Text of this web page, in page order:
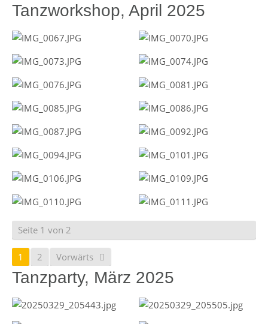
Tanzworkshop, April 2025
Seite 1 von 2
1 2 Vorwärts
Tanzparty, März 2025